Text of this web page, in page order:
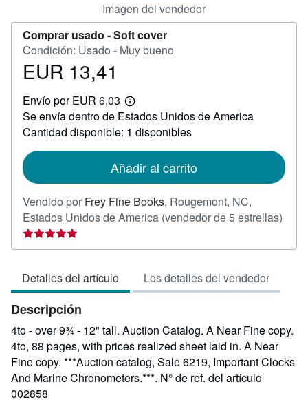
Imagen del vendedor
Comprar usado -Soft cover
Condición: Usado - Muy bueno
Precio
13,41
EUR 13,41
Envío por EUR 6,03
Más
información
sobre
las
envío
Se envía dentro de Estados Unidos de America
Cantidad disponible: 1 disponibles
Añadir al carrito
Vendido por Frey Fine Books, Rougemont, NC,
Estados Unidos de America (vendedor de 5 estrellas)
Detalles del artículo Los detalles del vendedor
Descripción
4to - over 9¾ - 12" tall. Auction Catalog. A Near Fine copy.
4to, 88 pages, with prices realized sheet laid in. A Near
Fine copy. ***Auction catalog, Sale 6219, Important Clocks
And Marine Chronometers.***. N° de ref. del artículo
002858